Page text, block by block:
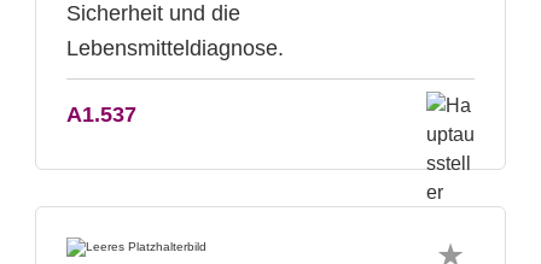
Sicherheit und die
Lebensmitteldiagnose.
A1.537